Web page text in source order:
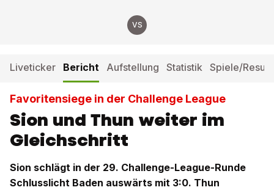
VS
Liveticker Bericht Aufstellung Statistik Spiele/
Favoritensiege in der Challenge League
Sion und Thun weiter im
Gleichschritt
Sion schlägt in der 29. Challenge-League-Runde
Schlusslicht Baden auswärts mit 3:0. Thun